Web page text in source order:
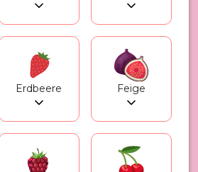
Erdbeere Feige